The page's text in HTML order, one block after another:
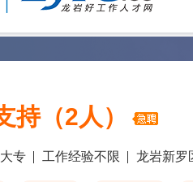
持（2人）
大专 工作经验不限 龙岩新罗